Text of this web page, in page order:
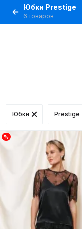
Юбки Prestige
6 товаров
Юбки Prestige
%